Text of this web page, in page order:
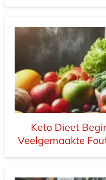
Keto Dieet
Veelgemaakte